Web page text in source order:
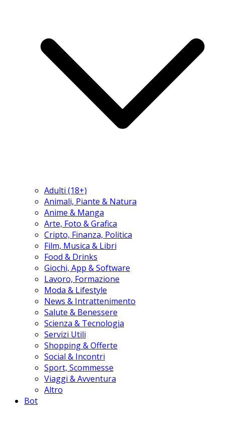
Adulti (18+)
Animali, Piante & Natura
Anime & Manga
Arte, Foto & Grafica
Cripto, Finanza, Politica
Film, Musica & Libri
Food & Drinks
Giochi, App & Software
Lavoro, Formazione
Moda & Lifestyle
News & Intrattenimento
Salute & Benessere
Scienza & Tecnologia
Servizi Utili
Shopping & Offerte
Social & Incontri
Sport, Scommesse
Viaggi & Avventura
Altro
Bot